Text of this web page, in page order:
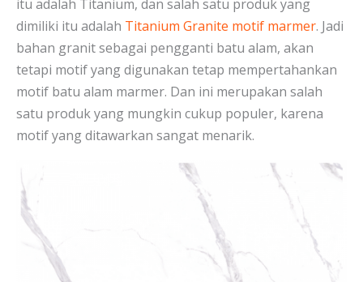
itu adalah Titanium, dan salah satu produk yang
dimiliki itu adalah Titanium Granite motif marmer. Jadi
bahan granit sebagai pengganti batu alam, akan
tetapi motif yang digunakan tetap mempertahankan
motif batu alam marmer. Dan ini merupakan salah
satu produk yang mungkin cukup populer, karena
motif yang ditawarkan sangat menarik.